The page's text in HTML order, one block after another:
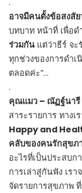
.
อาจมีคนตั้งข้อสงสัย
บทบาท หน้าที่ เพื่อด
ร่วมกัน แต่ว่าธีร์ จ
ทุกช่วงของการดำ
ตลอดค่ะ”…
.
คุณแมว – ณัฏฐ์นารี
สาระรายการ ทาง
Happy and
คลับของคนรักสุขภ
อะไรที่เป็นประสบก
การเล่าสู่กันฟัง เร
จัดรายการสุขภาพ